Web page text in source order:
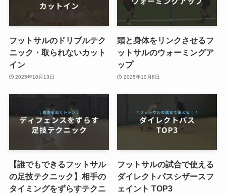
フットサルのドリブルテク
ニック・取られないカット
イン
2025年10月13日
頭と身体をリンクさせるフ
ットサルのウォーミングア
ップ
2025年10月8日
【誰でもできるフットサル
の足技テクニック】相手の
タイミングをずらすテクニ
フットサルの試合で使える
ダイレクトパスシザースフ
ェイント TOP3